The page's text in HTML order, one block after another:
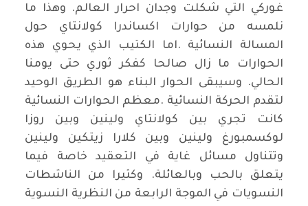
غوركي التي شكلت وجدان احرار العالم. وهذا ما
نلمسه من حوارات اكساندرا كولانتاي حول
المسالة النسائية .اما الكتيب الذي يحوي هذه
الحوارات ما زال صالحا كفكر ثوري حتى يومنا
الحالي. وسيبقى الحوار البناء هو الطريق الوحيد
لتقدم الحركة النسائية .معظم الحوارات النسائية
كانت تجري بين كولانتاي ولينين وبين روزا
لوكسمبورغ ولينين وبين كلارا زيتكين ولينين
وتتناول مسائل غاية في التعقيد خاصة فيما
يتعلق بالحب وبالعائلة. وكثيرا من الناشطات
النسويات في الموجة الرابعة من النظرية النسوية